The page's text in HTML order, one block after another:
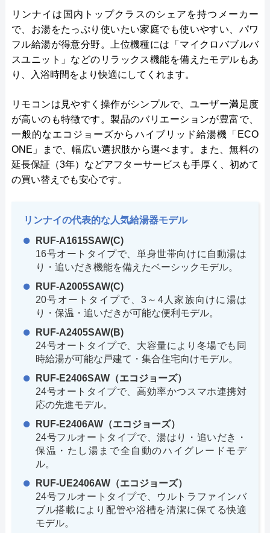
リンナイは国内トップクラスのシェアを持つメーカー
で、お湯をたっぷり使いたい家庭でも使いやすい、パワ
フル給湯が得意分野。上位機種には「マイクロバブルバ
スユニット」などのリラックス機能を備えたモデルもあ
り、入浴時間をより快適にしてくれます。
リモコンは見やすく操作がシンプルで、ユーザー満足度
が高いのも特徴です。製品のバリエーションが豊富で、
一般的なエコジョーズからハイブリッド給湯機「ECO
ONE」まで、幅広い選択肢から選べます。また、無料の
延長保証（3年）などアフターサービスも手厚く、初めて
の買い替えでも安心です。
リンナイの代表的な人気給湯器モデル
RUF-A1615SAW(C)
16号オートタイプで、単身世帯向けに自動湯は
り・追いだき機能を備えたベーシックモデル。
RUF-A2005SAW(C)
20号オートタイプで、3～4人家族向けに湯は
り・保温・追いだきが可能な便利モデル。
RUF-A2405SAW(B)
24号オートタイプで、大容量により冬場でも同
時給湯が可能な戸建て・集合住宅向けモデル。
RUF-E2406SAW（エコジョーズ）
24号オートタイプで、高効率かつスマホ連携対
応の先進モデル。
RUF-E2406AW（エコジョーズ）
24号フルオートタイプで、湯はり・追いだき・
保温・たし湯まで全自動のハイグレードモデ
ル。
RUF-UE2406AW（エコジョーズ）
24号フルオートタイプで、ウルトラファインバ
ブル搭載により配管や浴槽を清潔に保てる快適
モデル。